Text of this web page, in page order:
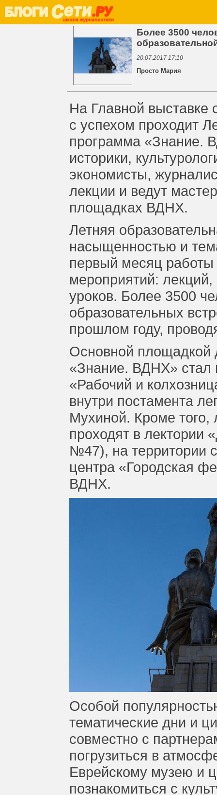
Более 3500
20.07.2017 17:10
Просто Мария
На Главной выставке
с успехом проходит
программа «Знание.
историки,
экономисты,
лекции и ведут
площадках ВДНХ.
Летняя
насыщенностью и
первый месяц
мероприятий:
уроков. Более 3500
образовательных
прошлом году,
Основной площадкой
«Знание. ВДНХ» стал
«Рабочий и
внутри постамента
Мухиной. Кроме того,
проходят в лектории
№47), на территории
центра «Городская
ВДНХ.
Особой
тематические дни и
совместно с
погрузиться в
Еврейскому музею и
познакомиться с